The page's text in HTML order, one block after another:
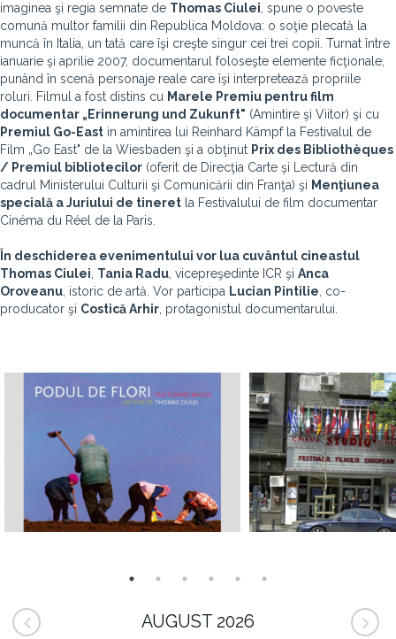
imaginea şi regia semnate de Thomas Ciulei , spune o poveste
comună multor familii din Republica Moldova: o soţie plecată la
muncă în Italia, un tată care îşi creşte singur cei trei copii. Turnat între
ianuarie şi aprilie 2007, documentarul foloseşte elemente ficţionale,
punând în scenă personaje reale care îşi interpretează propriile
roluri. Filmul a fost distins cu Marele Premiu pentru film
documentar „Erinnerung und Zukunft" (Amintire şi Viitor) şi cu
Premiul Go-East in amintirea lui Reinhard Kämpf la Festivalul de
Film „Go East" de la Wiesbaden şi a obţinut Prix des Bibliothèques
/ Premiul bibliotecilor (oferit de Direcţia Carte şi Lectură din
cadrul Ministerului Culturii şi Comunicării din Franţa) şi Menţiunea
specială a Juriului de tineret la Festivalului de film documentar
Cinéma du Réel de la Paris.
În deschiderea evenimentului vor lua cuvântul cineastul
Thomas Ciulei Tania Radu , vicepreşedinte ICR şi Anca
Oroveanu , istoric de artă. Vor participa Lucian Pintilie , co-
producator şi Costică Arhir , protagonistul documentarului.
AUGUST 2026